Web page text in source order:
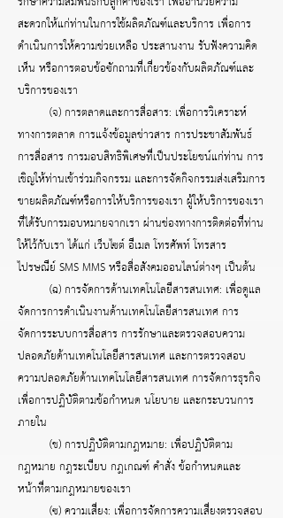
สะดวกให้แก่ท่านในการใช้ผลิตภัณฑ์และบริการ เพื่อการ
ดำเนินการให้ความช่วยเหลือ ประสานงาน รับฟังความคิด
เห็น หรือการตอบข้อซักถามที่เกี่ยวข้องกับผลิตภัณฑ์และ
บริการของเรา
(จ) การตลาดและการสื่อสาร: เพื่อการวิเคราะห์
ทางการตลาด การแจ้งข้อมูลข่าวสาร การประชาสัมพันธ์
การสื่อสาร การมอบสิทธิพิเศษที่เป็นประโยชน์แก่ท่าน การ
เชิญให้ท่านเข้าร่วมกิจกรรม และการจัดกิจกรรมส่งเสริมการ
ขายผลิตภัณฑ์หรือการให้บริการของเรา ผู้ให้บริการของเรา
ที่ได้รับการมอบหมายจากเรา ผ่านช่องทางการติดต่อที่ท่าน
ให้ไว้กับเรา ได้แก่ เว็บไซต์ อีเมล โทรศัพท์ โทรสาร
ไปรษณีย์ SMS MMS หรือสื่อสังคมออนไลน์ต่างๆ เป็นต้น
(ฉ) การจัดการด้านเทคโนโลยีสารสนเทศ: เพื่อดูแล
จัดการการดำเนินงานด้านเทคโนโลยีสารสนเทศ การ
จัดการระบบการสื่อสาร การรักษาและตรวจสอบความ
ปลอดภัยด้านเทคโนโลยีสารสนเทศ และการตรวจสอบ
ความปลอดภัยด้านเทคโนโลยีสารสนเทศ การจัดการธุรกิจ
เพื่อการปฏิบัติตามข้อกำหนด นโยบาย และกระบวนการ
ภายใน
(ช) การปฏิบัติตามกฎหมาย: เพื่อปฏิบัติตาม
กฎหมาย กฎระเบียบ กฎเกณฑ์ คำสั่ง ข้อกำหนดและ
หน้าที่ตามกฎหมายของเรา
(ซ) ความเสี่ยง: เพื่อการจัดการความเสี่ยงตรวจสอบ